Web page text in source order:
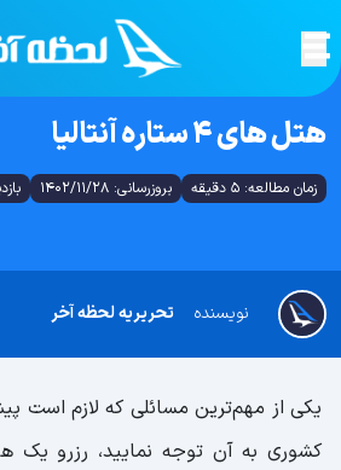
هتل های 4 ستاره آنتالیا
زمان مطالعه: 5 دقیقه بروزرسانی: 1402/11/28
تحریریه لحظه آخر نویسنده
یکی از مهم‌ترین مسائلی که لازم است
کشوری به آن توجه نمایید، رزرو یک